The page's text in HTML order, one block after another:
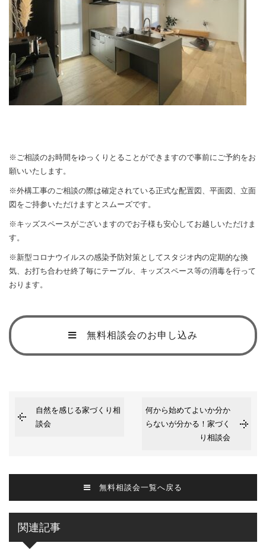
※ご相談のお時間をゆっくりとることができますので事前にご予約をお
願いいたします。
※外構工事のご相談の際は確定されている正式な配置図、平面図、立面
図をご持参いただけますとスムーズです。
※キッズスペースがございますのでお子様も安心してお越しいただけま
す。
※新型コロナウイルスの感染予防対策としてスタジオ内の定期的な換
気、お打ち合わせ終了毎にテーブル、キッズスペース等の消毒を行って
おります。
無料相談会のお申し込み
自然を感じる家づくり相
談会
何から始めてよいか分か
らないが分かる！家づく
り相談会
無料相談会一覧へ戻る
関連記事